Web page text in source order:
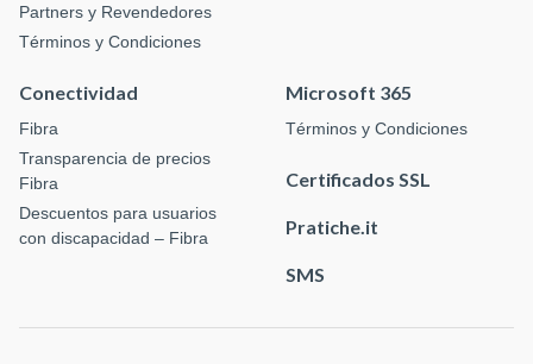
Partners y Revendedores
Términos y Condiciones
Conectividad
Fibra
Transparencia de precios
Fibra
Descuentos para usuarios
con discapacidad – Fibra
Microsoft 365
Términos y Condiciones
Certificados SSL
Pratiche.it
SMS